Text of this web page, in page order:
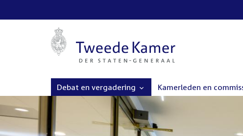
Debat en vergadering Kamerleden en